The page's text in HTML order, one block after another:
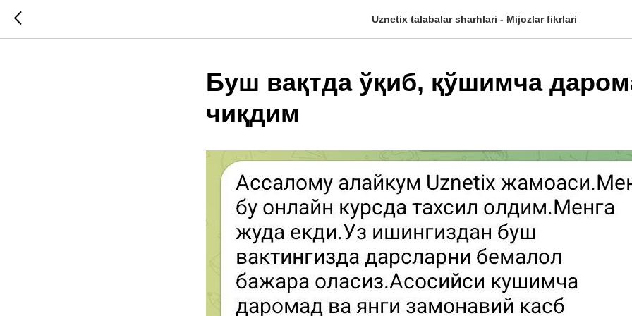
Uznetix talabalar sharhlari - Mijozlar fikrlari
Буш вақтда ўқиб, қўшимча
чиқдим